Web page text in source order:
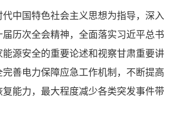
中国特色社会主义思想为指导，深入
历次全会精神，全面落实习近平总书
源安全的重要论述和视察甘肃重要讲
善电力保障应急工作机制，不断提高
能力，最大程度减少各类突发事件带